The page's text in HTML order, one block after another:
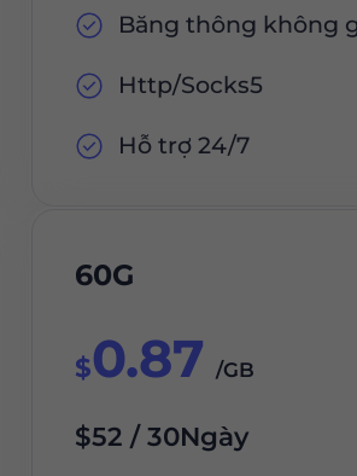
Băng thông không
Http/Socks5
Hỗ trợ 24/7
60G
$0.87 /GB
$52 / 30Ngày